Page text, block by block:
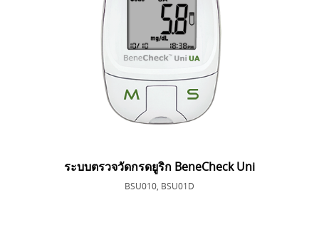
ระบบตรวจวัดกรดยูริก BeneCheck Uni
BSU010, BSU01D